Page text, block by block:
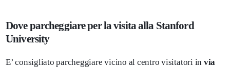
Dove parcheggiare per la visita alla Stanford
University
E’ consigliato parcheggiare vicino al centro visitatori in via